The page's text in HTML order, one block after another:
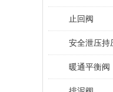
止回阀
安全泄压持
暖通平衡阀